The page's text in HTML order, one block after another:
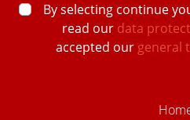
By selecting continue
read our data
accepted our general